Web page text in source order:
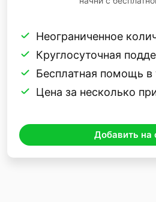
Неограниченное
Круглосуточная
Бесплатная помощь в
Цена за несколько
Добавить на